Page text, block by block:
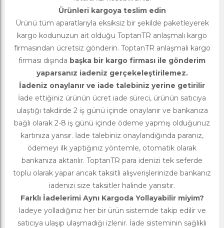
Ürünleri kargoya teslim edin
Ürünü tüm aparatlarıyla eksiksiz bir şekilde paketleyerek
kargo kodunuzun ait olduğu ToptanTR anlaşmalı kargo
firmasından ücretsiz gönderin. ToptanTR anlaşmalı kargo
firması dışında başka bir kargo firması ile gönderim
yaparsanız iadeniz gerçekeleştirilemez.
İadeniz onaylanır ve iade talebiniz yerine getirilir
İade ettiğiniz ürünün ücret iade süreci, ürünün satıcıya
ulaştığı takdirde 2 iş günü içinde onaylanır ve bankanıza
bağlı olarak 2-8 iş günü içinde ödeme yapmış olduğunuz
kartınıza yansır. İade talebiniz onaylandığında paranız,
ödemeyi ilk yaptığınız yöntemle, otomatik olarak
bankanıza aktarılır. ToptanTR para idenizi tek seferde
toplu olarak yapar ancak taksitli alışverişlerinizde bankanız
iadenizi size taksitler halinde yansıtır.
Farklı İadelerimi Aynı Kargoda Yollayabilir miyim?
İadeye yolladığınız her bir ürün sistemde takip edilir ve
satıcıya ulaşıp ulaşmadığı izlenir. İade sisteminin sağlıklı